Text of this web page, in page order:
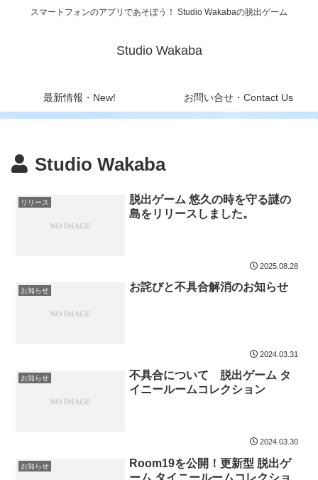
スマートフォンのアプリであそぼう！ Studio Wakabaの脱出ゲーム
Studio Wakaba
最新情報・New! お問い合せ・Contact Us
Studio Wakaba
リリース
脱出ゲーム 悠久の時を守る謎の
島をリリースしました。
2025.08.28
お知らせ お詫びと不具合解消のお知らせ
2024.03.31
お知らせ
不具合について 脱出ゲーム タ
イニールームコレクション
2024.03.30
お知らせ
Room19を公開！更新型 脱出ゲ
ーム タイニールームコレクショ